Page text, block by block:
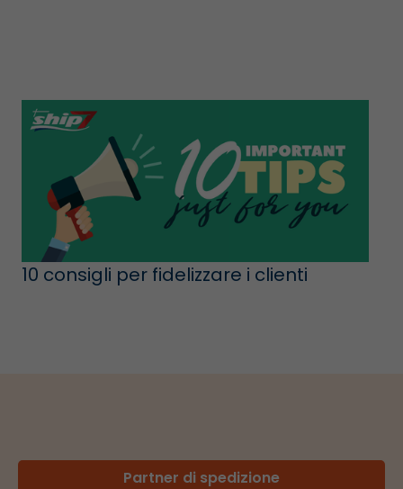
10 consigli per fidelizzare i clienti
Partner di spedizione